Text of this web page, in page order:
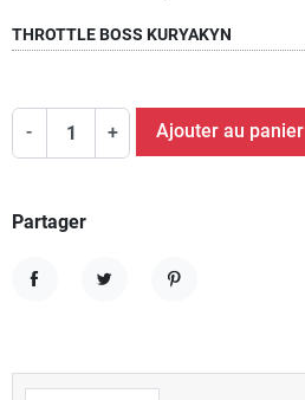
THROTTLE BOSS KURYAKYN
- + Ajouter au panier
Partager